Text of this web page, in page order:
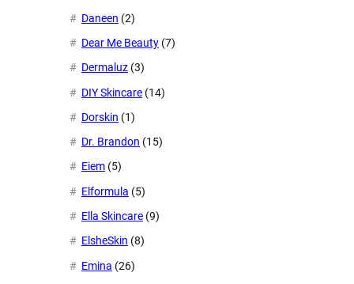
Daneen (2)
Dear Me Beauty (7)
Dermaluz (3)
DIY Skincare (14)
Dorskin (1)
Dr. Brandon (15)
Eiem (5)
Elformula (5)
Ella Skincare (9)
ElsheSkin (8)
Emina (26)